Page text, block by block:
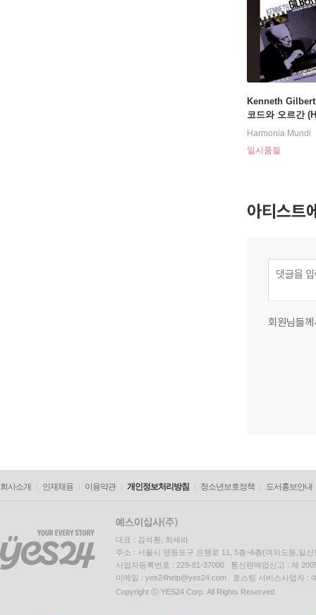
Kenneth
코드와 오르간
ord and Organ)
Harmonia Mundi
일시품절
아티스트
회원님들
회사소개 인재채용 이용약관 개인정보처리방침 청소년보호정책 도서홍보안내
대표 : 김석환, 최세라
주소 : 서울시 영등포구 은행로 11, 5층~6층(여의도동,일신
사업자등록번호 : 229-81-37000 통신판매업신고 : 제
이메일 : yes24help@yes24.com 호스팅 서비스사업자 :
Copyright ⓒ YES24 Corp. All Rights Reserved.